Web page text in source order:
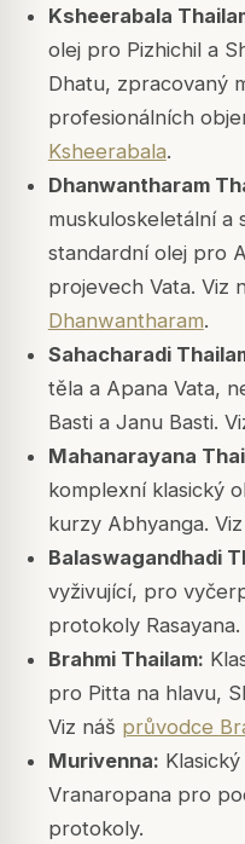
Ksheerabala
olej pro Pizhichil a
Dhatu, zpracovaný
profesionálních
Ksheerabala.
Dhanwantharam
muskuloskeletální a
standardní olej pro
projevech Vata. Viz
Dhanwantharam.
Sahacharadi
těla a Apana Vata,
Basti a Janu Basti.
Mahanarayana
komplexní klasický
kurzy Abhyanga.
Balaswagandhadi
vyživující, pro
protokoly Rasayana.
Brahmi Thailam:
pro Pitta na hlavu,
Viz náš průvodce
Murivenna:
Vranaropana pro
protokoly.